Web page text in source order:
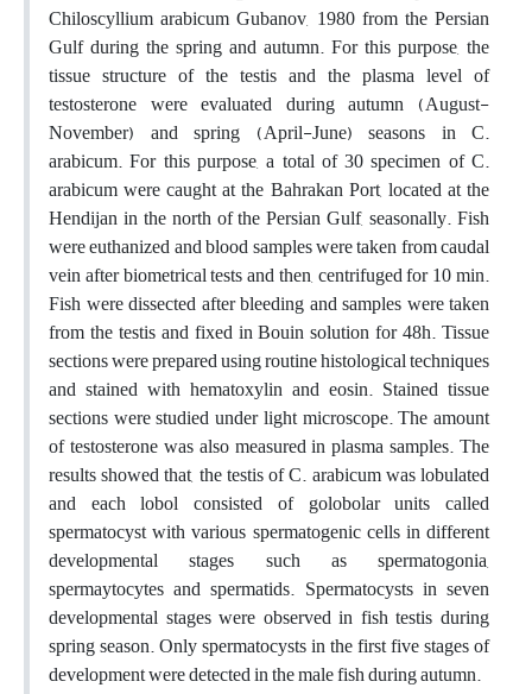
Chiloscyllium arabicum Gubanov, 1980 from the Persian
Gulf during the spring and autumn. For this purpose, the
tissue structure of the testis and the plasma level of
testosterone were evaluated during autumn (August-
November) and spring (April-June) seasons in C.
arabicum. For this purpose, a total of 30 specimen of C.
arabicum were caught at the Bahrakan Port, located at the
Hendijan in the north of the Persian Gulf, seasonally. Fish
were euthanized and blood samples were taken from caudal
vein after biometrical tests and then, centrifuged for 10 min.
Fish were dissected after bleeding and samples were taken
from the testis and fixed in Bouin solution for 48h. Tissue
sections were prepared using routine histological techniques
and stained with hematoxylin and eosin. Stained tissue
sections were studied under light microscope. The amount
of testosterone was also measured in plasma samples. The
results showed that, the testis of C. arabicum was lobulated
and each lobol consisted of golobolar units called
spermatocyst with various spermatogenic cells in different
developmental stages such as spermatogonia,
spermaytocytes and spermatids. Spermatocysts in seven
developmental stages were observed in fish testis during
spring season. Only spermatocysts in the first five stages of
development were detected in the male fish during autumn.